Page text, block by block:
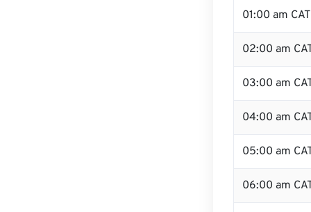
01:00 am CAT
02:00 am
03:00 am
04:00 am
05:00 am
06:00 am